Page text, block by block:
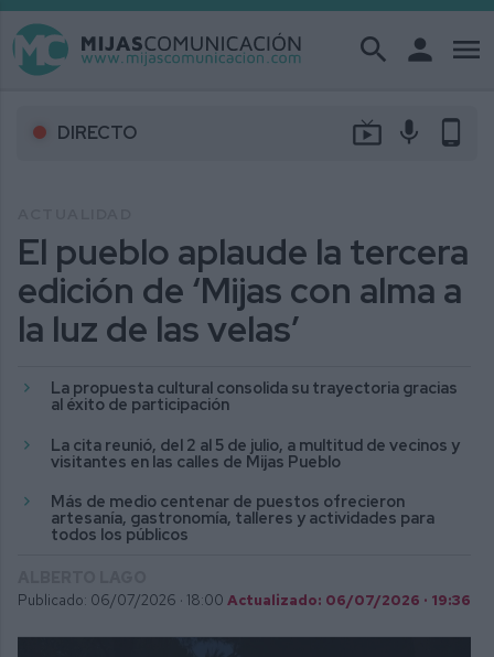
search person menu
DIRECTO live_tv mic phone_android
El pueblo aplaude la tercera
edición de ‘Mijas con alma a
la luz de las velas’
La propuesta cultural consolida su trayectoria gracias
al éxito de participación
La cita reunió, del 2 al 5 de julio, a multitud de vecinos y
visitantes en las calles de Mijas Pueblo
Más de medio centenar de puestos ofrecieron
artesanía, gastronomía, talleres y actividades para
todos los públicos
Publicado: 06/07/2026 · 18:00 Actualizado: 06/07/2026 · 19:36